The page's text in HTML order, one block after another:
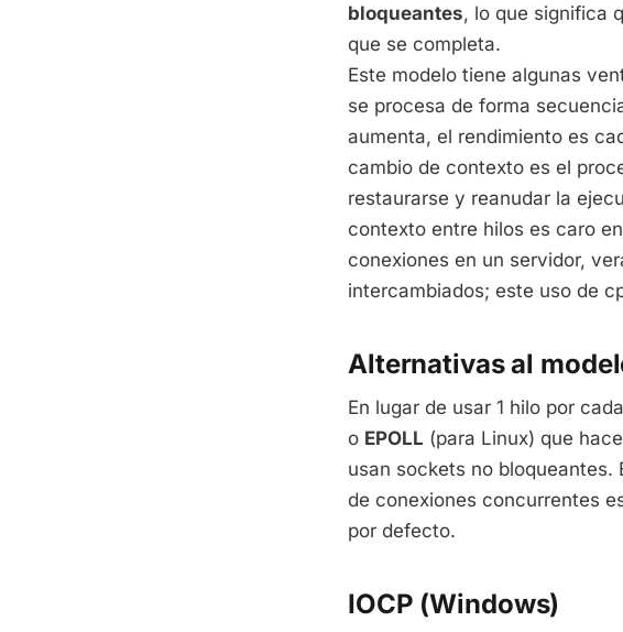
bloqueantes, lo que significa
que se completa.
Este modelo tiene algunas
se procesa de forma
aumenta, el rendimiento es
cambio de contexto es el
restaurarse y reanudar la
contexto entre hilos es caro
conexiones en un servidor,
intercambiados; este uso de
Alternativas al
En lugar de usar 1 hilo por
o EPOLL (para Linux) que
usan sockets no
de conexiones concurrentes
por defecto.
IOCP (Windows)